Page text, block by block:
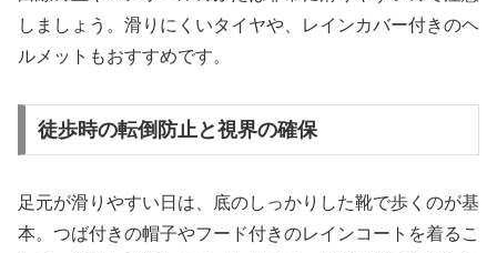
しましょう。滑りにくいタイヤや、レインカバー付きのヘ
ルメットもおすすめです。
徒歩時の転倒防止と視界の確保
足元が滑りやすい日は、底のしっかりした靴で歩くのが基
本。つば付きの帽子やフード付きのレインコートを着るこ